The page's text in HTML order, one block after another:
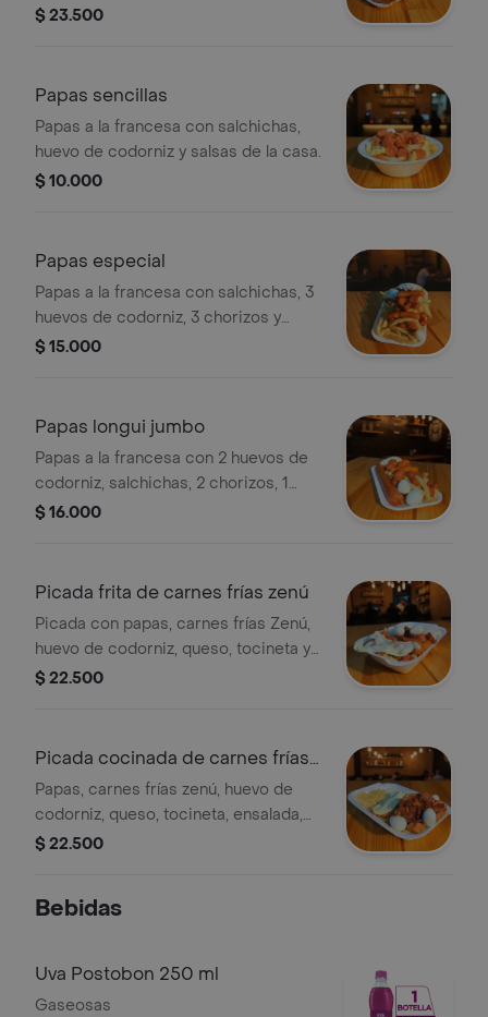
con queso.
$ 23.500
Papas sencillas
Papas a la francesa con salchichas,
huevo de codorniz y salsas de la casa.
$ 10.000
Papas especial
Papas a la francesa con salchichas, 3
huevos de codorniz, 3 chorizos y
salsas de la casa.
$ 15.000
Papas longui jumbo
Papas a la francesa con 2 huevos de
codorniz, salchichas, 2 chorizos, 1
longaniza y salsas de la casa.
$ 16.000
Picada frita de carnes frías zenú
Picada con papas, carnes frías Zenú,
huevo de codorniz, queso, tocineta y
ensalada.
$ 22.500
Picada cocinada de carnes frías
zenú
Papas, carnes frías zenú, huevo de
codorniz, queso, tocineta, ensalada,
ripio.
$ 22.500
Bebidas
Uva Postobon 250 ml
Gaseosas